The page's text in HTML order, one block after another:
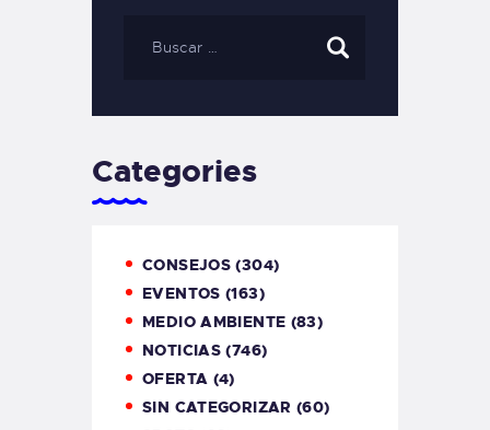
Categories
CONSEJOS (304)
EVENTOS (163)
MEDIO AMBIENTE (83)
NOTICIAS (746)
OFERTA (4)
SIN CATEGORIZAR (60)